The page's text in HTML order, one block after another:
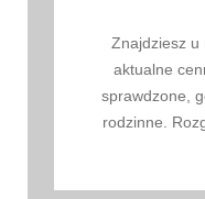
Znajdziesz u
aktualne
sprawdzone,
rodzinne.